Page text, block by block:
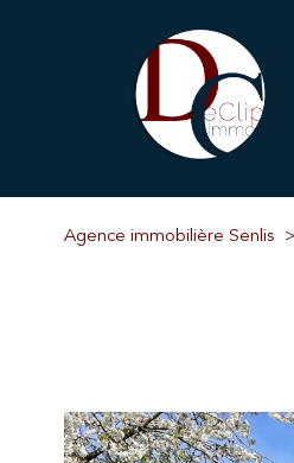
Agence immobilière Senlis